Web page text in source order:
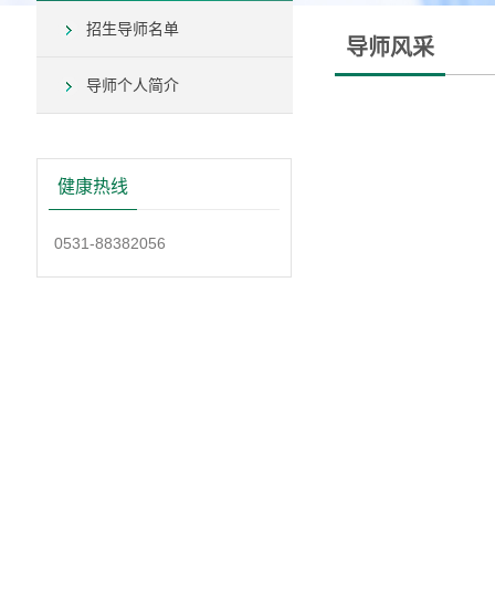
招生导师名单
导师个人简介
健康热线
0531-88382056
导师风采